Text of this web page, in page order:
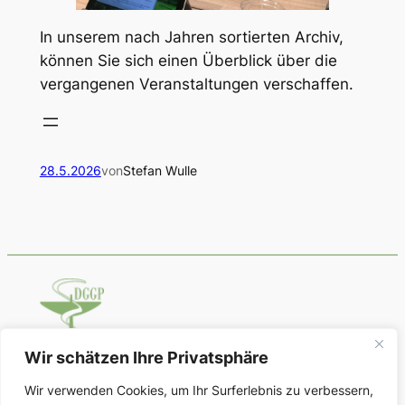
Wir schätzen Ihre Privatsphäre
Wir verwenden Cookies, um Ihr Surferlebnis zu verbessern,
In unserem nach Jahren sortierten Archiv,
können Sie sich einen Überblick über die
vergangenen Veranstaltungen verschaffen.
28.5.2026vonStefan Wulle
Deutsche Gesellschaft für Geschichte